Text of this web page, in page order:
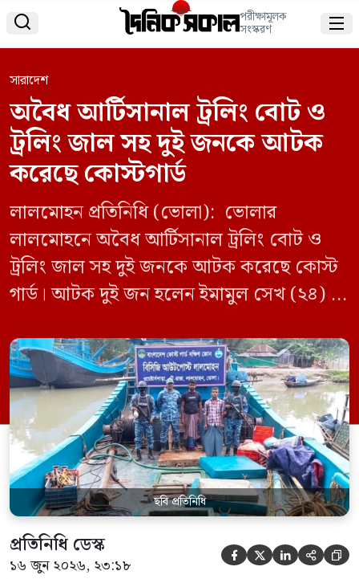
 পরীক্ষামূলক
সংস্করণ 
সারাদেশ
অবৈধ আর্টিসানাল ট্রলিং বোট ও
ট্রলিং জাল সহ দুই জনকে আটক
করেছে কোস্টগার্ড
লালমোহন প্রতিনিধি (ভোলা): ভোলার
লালমোহনে অবৈধ আর্টিসানাল ট্রলিং বোট ও
ট্রলিং জাল সহ দুই জনকে আটক করেছে কোস্ট
গার্ড। আটক দুই জন হলেন ইমামুল সেখ (২৪) ও
বাগেরহাট জেলার মংলা থানার উলুবুনিয়া
ইউনিয়নের জয়খা গ্রামের আমির শেখের ছেলে।
ইসমাইল লালমোহন উপজেলার পশ্চিম চর উমেদ
ইউনিয়নের ৪নং ওয়ার্ড পাঙ্গাসিয়া এলাকার […]
ছবি প্রতিনিধি
প্রতিনিধি ডেস্ক
১৬ জুন ২০২৬, ২৩:১৮     